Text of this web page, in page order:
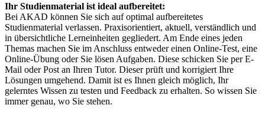
Ihr Studienmaterial ist ideal aufbereitet:
Bei AKAD können Sie sich auf optimal aufbereitetes
Studienmaterial verlassen. Praxisorientiert, aktuell, verständlich und
in übersichtliche Lerneinheiten gegliedert. Am Ende eines jeden
Themas machen Sie im Anschluss entweder einen Online-Test, eine
Online-Übung oder Sie lösen Aufgaben. Diese schicken Sie per E-
Mail oder Post an Ihren Tutor. Dieser prüft und korrigiert Ihre
Lösungen umgehend. Damit ist es Ihnen gleich möglich, Ihr
gelerntes Wissen zu testen und Feedback zu erhalten. So wissen Sie
immer genau, wo Sie stehen.